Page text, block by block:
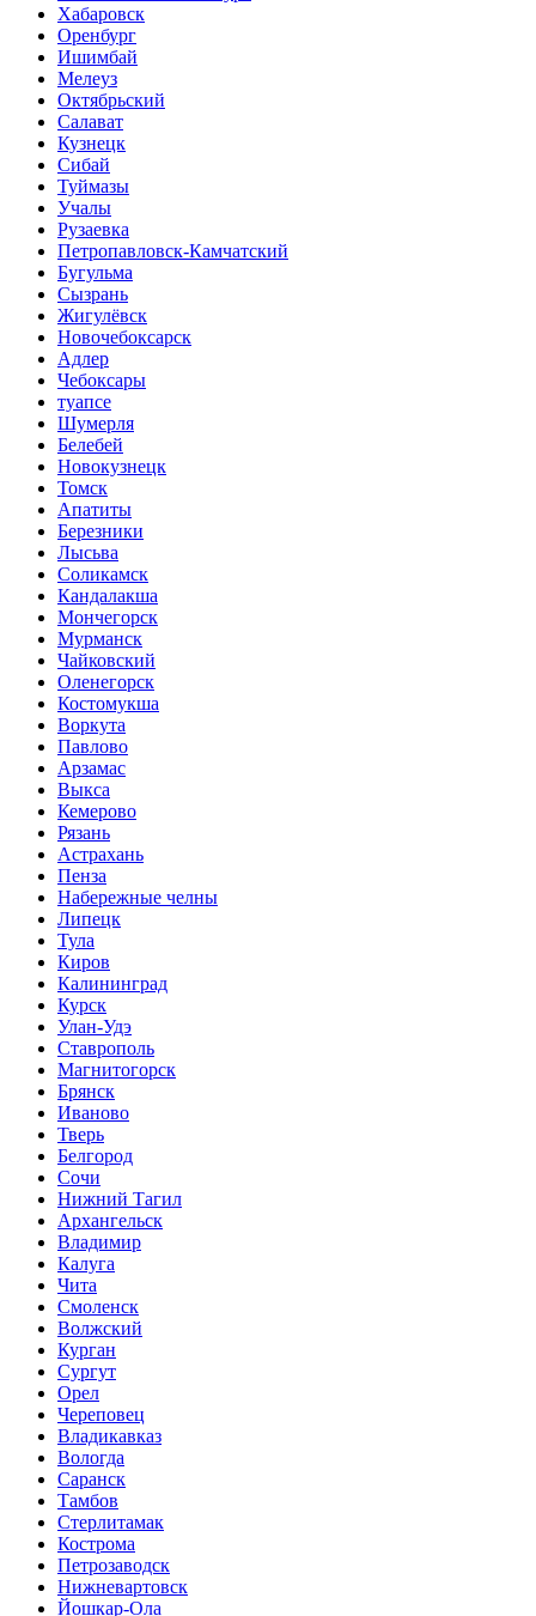
Хабаровск
Оренбург
Ишимбай
Мелеуз
Октябрьский
Салават
Кузнецк
Сибай
Туймазы
Учалы
Рузаевка
Петропавловск-Камчатский
Бугульма
Сызрань
Жигулёвск
Новочебоксарск
Адлер
Чебоксары
туапсе
Шумерля
Белебей
Новокузнецк
Томск
Апатиты
Березники
Лысьва
Соликамск
Кандалакша
Мончегорск
Мурманск
Чайковский
Оленегорск
Костомукша
Воркута
Павлово
Арзамас
Выкса
Кемерово
Рязань
Астрахань
Пенза
Набережные челны
Липецк
Тула
Киров
Калининград
Курск
Улан-Удэ
Ставрополь
Магнитогорск
Брянск
Иваново
Тверь
Белгород
Сочи
Нижний Тагил
Архангельск
Владимир
Калуга
Чита
Смоленск
Волжский
Курган
Сургут
Орел
Череповец
Владикавказ
Вологда
Саранск
Тамбов
Стерлитамак
Кострома
Петрозаводск
Нижневартовск
Йошкар-Ола